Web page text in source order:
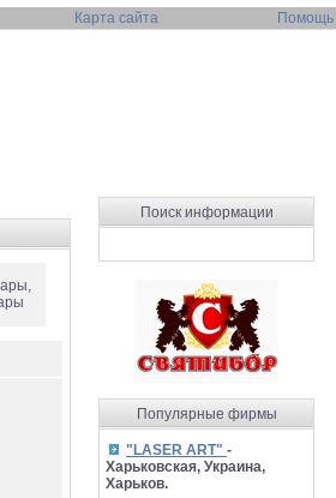
Карта сайта Помощь
Поиск информации
Популярные фирмы
"LASER ART" -
Харьковская, Украина,
Харьков.